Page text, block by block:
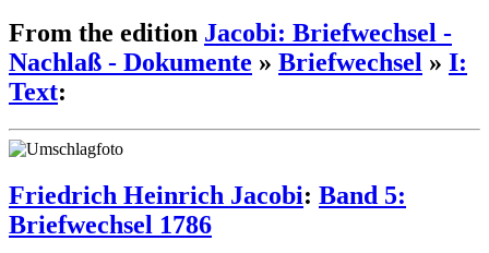
From the edition Jacobi: Briefwechsel -
Nachlaß - Dokumente » Briefwechsel » I:
Text:
Friedrich Heinrich Jacobi: Band 5:
Briefwechsel 1786